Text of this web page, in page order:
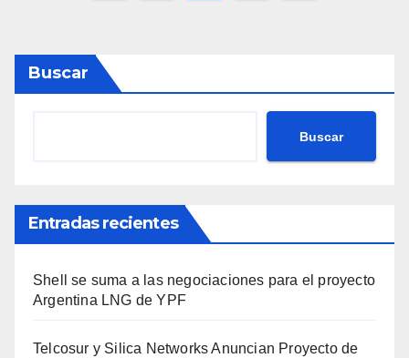
entradas
Buscar
Buscar
Entradas recientes
Shell se suma a las negociaciones para el proyecto
Argentina LNG de YPF
Telcosur y Silica Networks Anuncian Proyecto de